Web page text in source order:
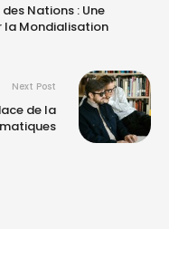
Nations : Une
la Mondialisation
Next Post
de la